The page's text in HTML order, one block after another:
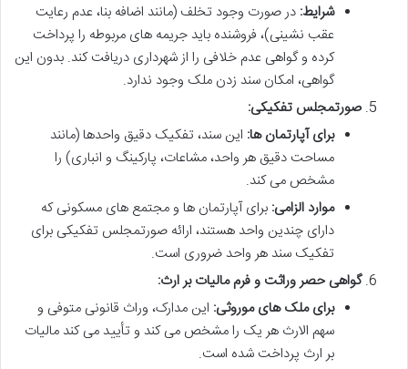
شرایط: در صورت وجود تخلف (مانند اضافه بنا، عدم رعایت
عقب نشینی)، فروشنده باید جریمه های مربوطه را پرداخت
کرده و گواهی عدم خلافی را از شهرداری دریافت کند. بدون این
گواهی، امکان سند زدن ملک وجود ندارد.
صورتمجلس تفکیکی:
برای آپارتمان ها: این سند، تفکیک دقیق واحدها (مانند
مساحت دقیق هر واحد، مشاعات، پارکینگ و انباری) را
مشخص می کند.
موارد الزامی: برای آپارتمان ها و مجتمع های مسکونی که
دارای چندین واحد هستند، ارائه صورتمجلس تفکیکی برای
تفکیک سند هر واحد ضروری است.
گواهی حصر وراثت و فرم مالیات بر ارث:
برای ملک های موروثی: این مدارک، وراث قانونی متوفی و
سهم الارث هر یک را مشخص می کند و تأیید می کند مالیات
بر ارث پرداخت شده است.